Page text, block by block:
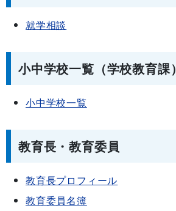
就学相談
小中学校一覧（学校教育課）
小中学校一覧
教育長・教育委員
教育長プロフィール
教育委員名簿